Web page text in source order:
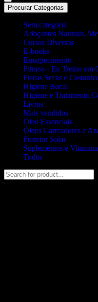
Procurar Categorias
Sem categoria
Adoçantes Naturais,
Cursos Diversos
E-books
Emagrecimento
Fitness - Eu Treino em
Frutas Secas e
Higiene Bucal
Higiene e Tratamento
Livros
Mais vendidos
Óleo Essenciais
Óleos Carreadores e
Protetor Solar
Suplementos e
Todos